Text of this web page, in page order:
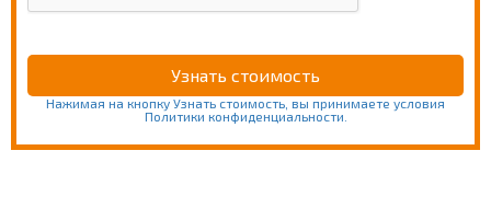
Нажимая на кнопку Узнать стоимость, вы принимаете условия
Политики конфиденциальности.